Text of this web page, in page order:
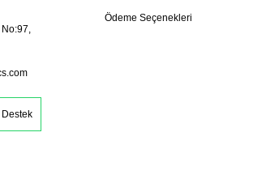
No:97,
Ödeme Seçenekleri